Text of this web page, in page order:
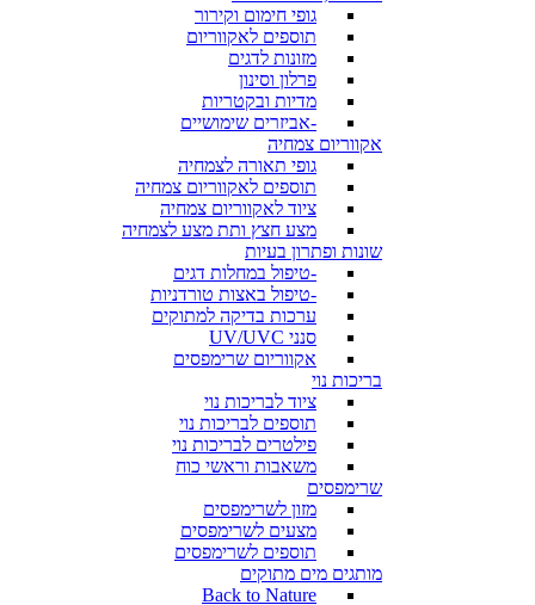
גופי חימום וקירור
תוספים לאקווריום
מזונות לדגים
פרלון וסינון
מדיות ובקטריות
-אביזרים שימושיים
אקווריום צמחיה
גופי תאורה לצמחיה
תוספים לאקווריום צמחיה
ציוד לאקווריום צמחיה
מצע חצץ ותת מצע לצמחיה
שונות ופתרון בעיות
-טיפול במחלות דגים
-טיפול באצות טורדניות
ערכות בדיקה למתוקים
סנני UV/UVC
אקווריום שרימפסים
בריכות נוי
ציוד לבריכות נוי
תוספים לבריכות נוי
פילטרים לבריכות נוי
משאבות וראשי כוח
שרימפסים
מזון לשרימפסים
מצעים לשרימפסים
תוספים לשרימפסים
מותגים מים מתוקים
Back to Nature